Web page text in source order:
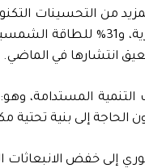
من التحسينات
انتشارها في الماضي.
المستدامة،
الحاجة إلى بنية تحتية
إلى خفض الانبعاثات